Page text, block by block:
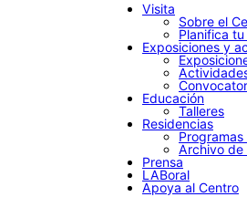
Visita
Sobre el
Planifica
Exposiciones y
Educación
Talleres
Residencias
Archivo de
Prensa
LABoral
Apoya al Centro